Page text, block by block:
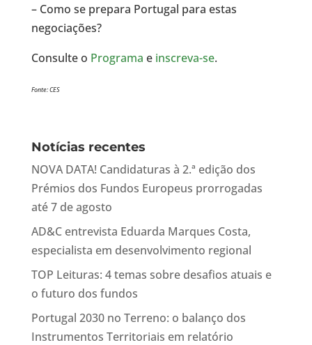
– Como se prepara Portugal para estas
negociações?
Consulte o Programa e inscreva-se.
Fonte: CES
Notícias recentes
NOVA DATA! Candidaturas à 2.ª edição dos
Prémios dos Fundos Europeus prorrogadas
até 7 de agosto
AD&C entrevista Eduarda Marques Costa,
especialista em desenvolvimento regional
TOP Leituras: 4 temas sobre desafios atuais e
o futuro dos fundos
Portugal 2030 no Terreno: o balanço dos
Instrumentos Territoriais em relatório